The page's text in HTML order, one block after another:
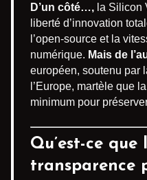
D’un côté…, la Silicon
liberté d’innovation
l’open-source et la
numérique. Mais de
européen, soutenu par
l’Europe, martèle que
minimum pour
Qu’est-ce
transparence